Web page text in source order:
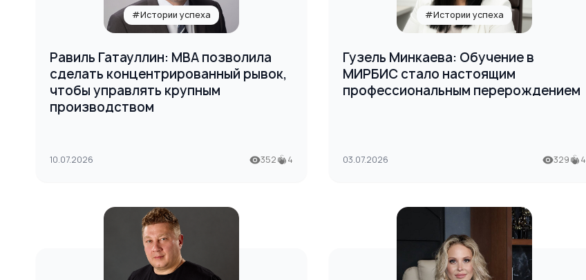
#Истории успеха
Равиль Гатауллин: МВА позволила
сделать концентрированный рывок,
чтобы управлять крупным
производством
10.07.2026 352 4
#Истории успеха
Гузель Минкаева: Обучение в
МИРБИС стало настоящим
профессиональным перерождением
03.07.2026 329 4